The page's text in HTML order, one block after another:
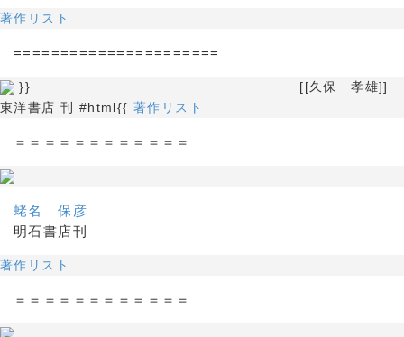
著作リスト
======================
}} [[久保 孝雄]]
東洋書店 刊 #html{{ 著作リスト
＝＝＝＝＝＝＝＝＝＝＝＝
蛯名 保彦
明石書店刊
著作リスト
＝＝＝＝＝＝＝＝＝＝＝＝